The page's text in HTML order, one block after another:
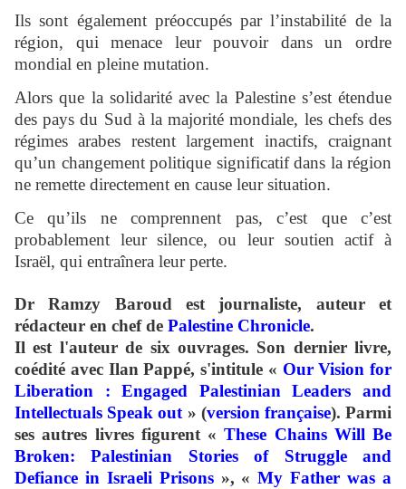
Ils sont également préoccupés par l’instabilité de la
région, qui menace leur pouvoir dans un ordre
mondial en pleine mutation.
Alors que la solidarité avec la Palestine s’est étendue
des pays du Sud à la majorité mondiale, les chefs des
régimes arabes restent largement inactifs, craignant
qu’un changement politique significatif dans la région
ne remette directement en cause leur situation.
Ce qu’ils ne comprennent pas, c’est que c’est
probablement leur silence, ou leur soutien actif à
Israël, qui entraînera leur perte.
Dr Ramzy Baroud
est journaliste, auteur et
rédacteur en chef de Palestine Chronicle.
Il est l'auteur de six ouvrages. Son dernier livre,
coédité avec Ilan Pappé, s'intitule « Our Vision for
Liberation : Engaged Palestinian Leaders and
Intellectuals Speak out » (version française). Parmi
ses autres livres figurent «These Chains Will Be
Broken: Palestinian Stories of Struggle and
Defiance in Israeli Prisons», «My Father was a